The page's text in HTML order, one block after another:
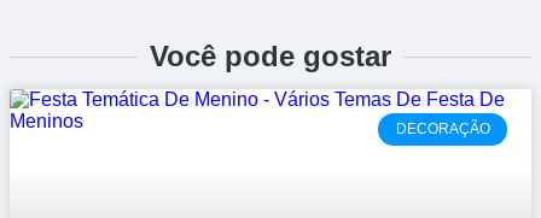
Você pode gostar
DECORAÇÃO